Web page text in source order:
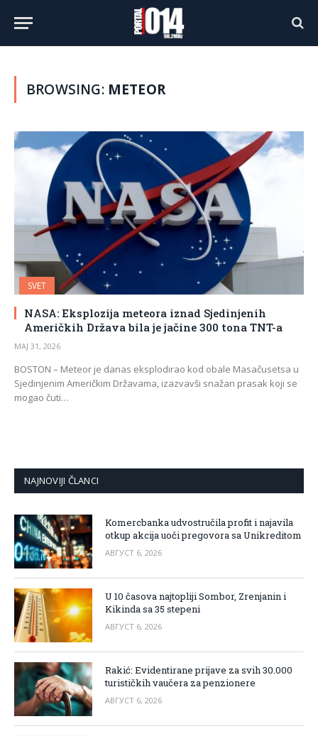
BROWSING: METEOR
SVET
NASA: Eksplozija meteora iznad Sjedinjenih
Američkih Država bila je jačine 300 tona TNT-a
МАЈ 31, 2026
BOSTON – Meteor je danas eksplodirao kod obale Masačusetsa u
Sjedinjenim Američkim Državama, izazvavši snažan prasak koji se
mogao čuti…
NAJNOVIJI ČLANCI
Komercbanka udvostručila profit i najavila
otkup akcija uoči pregovora sa Unikreditom
АВГУСТ 6, 2026
U 10 časova najtopliji Sombor, Zrenjanin i
Kikinda sa 35 stepeni
АВГУСТ 6, 2026
Rakić: Evidentirane prijave za svih 30.000
turističkih vaučera za penzionere
АВГУСТ 6, 2026